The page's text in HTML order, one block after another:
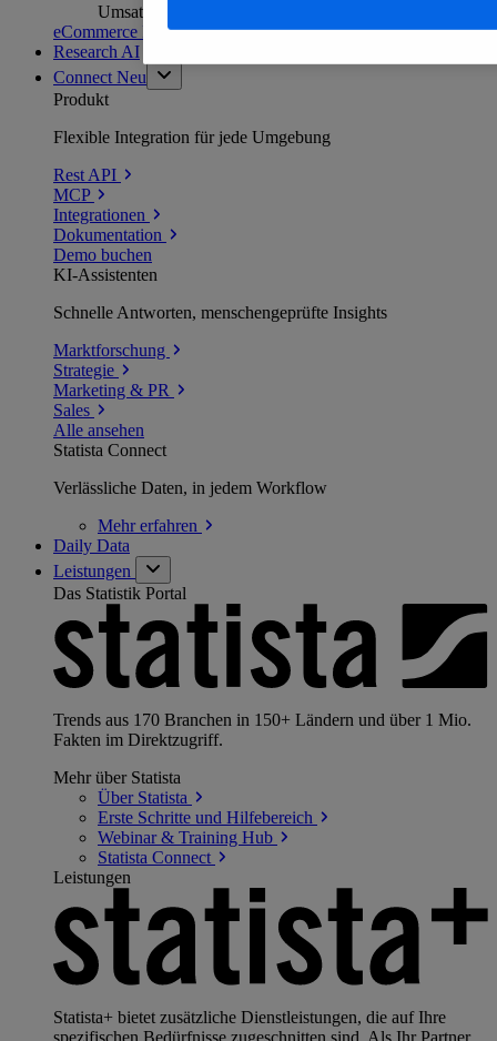
Umsatzanalysen und -prognosen
eCommerce Insights entdecken
Research AI
Connect Neu
Produkt
Flexible Integration für jede Umgebung
Rest API
MCP
Integrationen
Dokumentation
Demo buchen
KI-Assistenten
Schnelle Antworten, menschengeprüfte Insights
Marktforschung
Strategie
Marketing & PR
Sales
Alle ansehen
Statista Connect
Verlässliche Daten, in jedem Workflow
Mehrerfahren
Daily Data
Leistungen
Das Statistik Portal
Trends aus 170 Branchen in 150+ Ländern und über 1 Mio.
Fakten im Direktzugriff.
Mehr über Statista
Über Statista
Erste Schritte und Hilfebereich
Webinar & Training Hub
Statista Connect
Leistungen
Statista+ bietet zusätzliche Dienstleistungen, die auf Ihre
spezifischen Bedürfnisse zugeschnitten sind. Als Ihr Partner